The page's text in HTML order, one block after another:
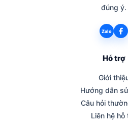
đúng ý.
Zalo
Hỗ trợ
Giới
Hướng dẫn
Câu hỏi
Liên hệ hỗ